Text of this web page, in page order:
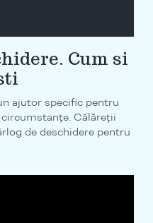
Cum si
ajutor specific pentru
Călăreții
de deschidere pentru